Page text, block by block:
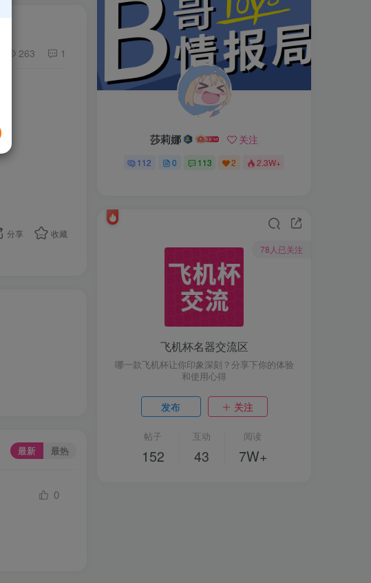
263 1
分享 收藏
最新 最热
0
莎莉娜 关注
112 0 113 2 2.3W+
78人已关注
飞机杯名器交流区
哪一款飞机杯让你印象深刻？分享下你的体验
和使用心得
发布 关注
帖子
152
互动
43
阅读
7W+